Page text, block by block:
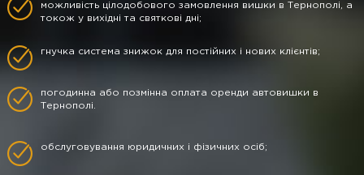
можливість цілодобового замовлення вишки в Тернополі, а
токож у вихідні та святкові дні;
гнучка система знижок для постійних і нових клієнтів;
погодинна або позмінна оплата оренди автовишки в
Тернополі.
обслуговування юридичних і фізичних осіб;